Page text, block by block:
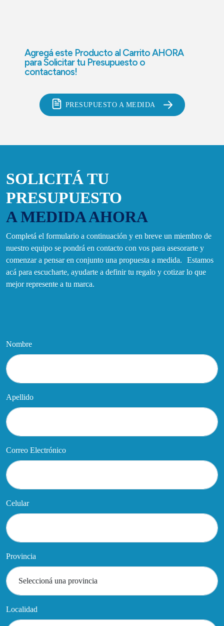
Agregá este Producto al Carrito AHORA
paraSolicitar tu Presupuesto o
contactanos!
PRESUPUESTO A MEDIDA
SOLICITÁ TU
PRESUPUESTO
A MEDIDA AHORA
Completá el formulario a continuación y en breve un miembro de
nuestro equipo se pondrá en contacto con vos para asesorarte y
comenzar a pensar en conjunto una propuesta a medida. Estamos
acá para escucharte, ayudarte a definir tu regalo y cotizar lo que
mejor represente a tu marca.
Nombre
Apellido
Correo Electrónico
Celular
Provincia
Localidad